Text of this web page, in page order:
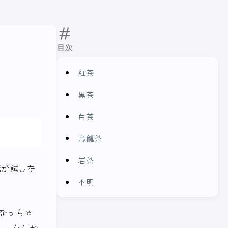
目次
紅茶
黒茶
白茶
烏龍茶
岩茶
不明
試した
っちゃ